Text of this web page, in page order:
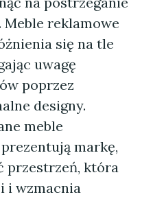
reklamowe
się na tle
uwagę
poprzez
designy.
meble
markę,
przestrzeń, która
i wzmacnia